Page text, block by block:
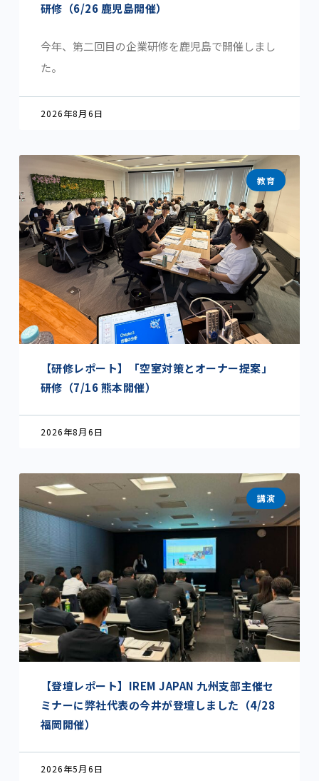
研修（6/26 鹿児島開催）
今年、第二回目の企業研修を鹿児島で開催しまし
た。
2026年8月6日
教育
【研修レポート】「空室対策とオーナー提案」
研修（7/16 熊本開催）
2026年8月6日
講演
【登壇レポート】IREM JAPAN 九州支部主催セ
ミナーに弊社代表の今井が登壇しました（4/28
福岡開催）
2026年5月6日